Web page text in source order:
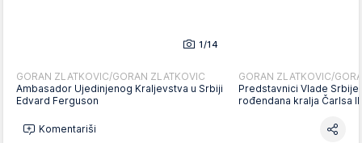
1/14
GORAN ZLATKOVIC/GORAN ZLATKOVIC
Ambasador Ujedinjenog Kraljevstva u Srbiji
Edvard Ferguson
GORAN ZLATKOVIC/
Predstavnici Vlade Srbije
rođendana kralja Čarlsa
Komentariši